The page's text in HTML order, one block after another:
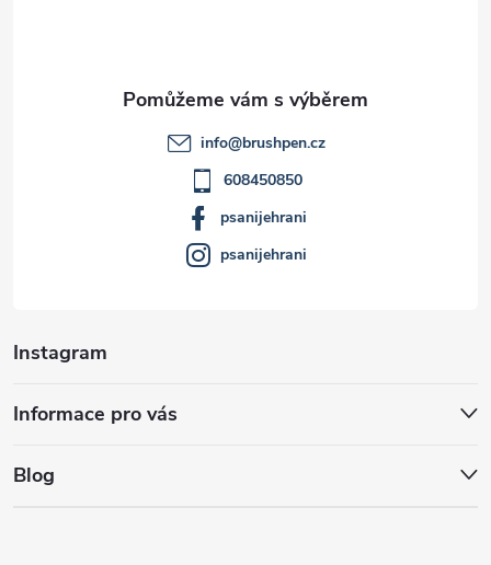
Instagram
Informace pro vás
Blog
info@brushpen.cz
608450850
psanijehrani
psanijehrani